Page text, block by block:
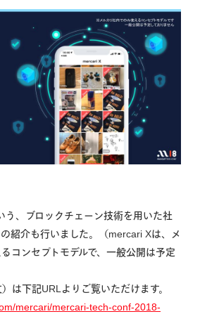
う、ブロックチェーン技術を用いた社
紹介も行いました。（mercari Xは、メ
コンセプトモデルで、一般公開は予定
は下記URLよりご覧いただけます。
mercari/mercari-tech-conf-2018-